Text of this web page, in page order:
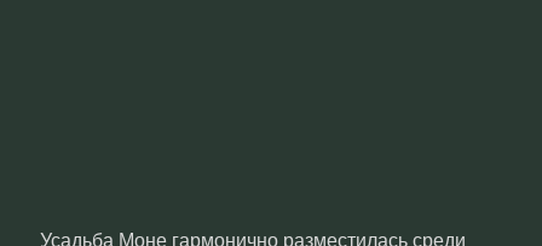
Усадьба Моне гармонично разместилась среди